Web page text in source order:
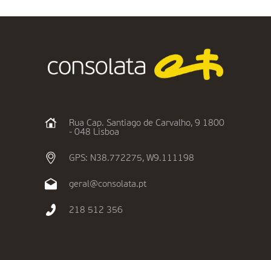
Rua Cap. Santiago de Carvalho, 9 1800
- 048 Lisboa
GPS: N38.772275, W9.111198
geral@consolata.pt
218 512 356